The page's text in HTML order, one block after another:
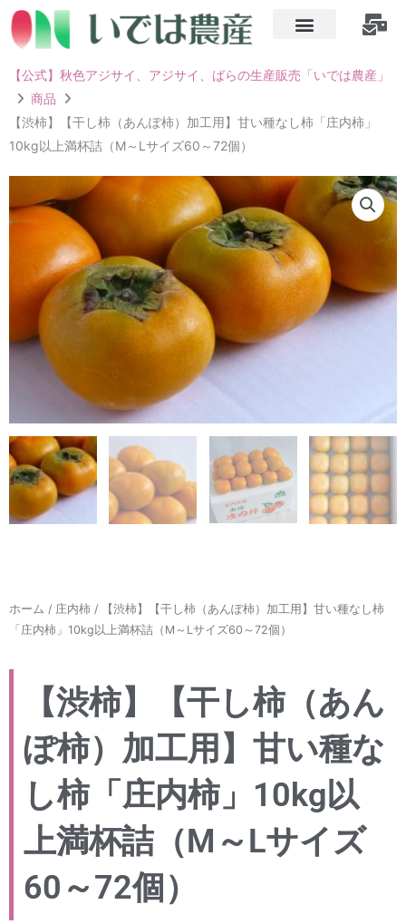
容
プ
【公式】秋色アジサイ、アジサイ、ばらの生産販売「いでは農産」
商品
【渋柿】【干し柿（あんぽ柿）加工用】甘い種なし柿「庄内柿」
10kg以上満杯詰（M～Lサイズ60～72個）
ホーム / 庄内柿 / 【渋柿】【干し柿（あんぽ柿）加工用】甘い種なし柿
「庄内柿」10kg以上満杯詰（M～Lサイズ60～72個）
【渋柿】【干し柿（あん
ぽ柿）加工用】甘い種な
し柿「庄内柿」10kg以
上満杯詰（M～Lサイズ
60～72個）